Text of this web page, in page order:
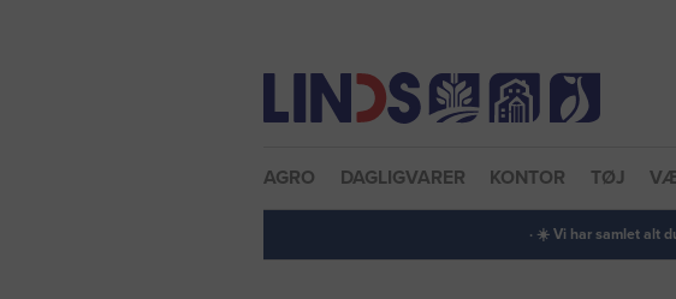
AGRO DAGLIGVARER KONTOR TØJ
· ☀️ Vi har samlet alt